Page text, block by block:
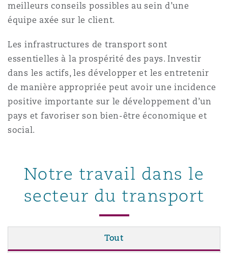
meilleurs conseils possibles au sein d’une
équipe axée sur le client.
Les infrastructures de transport sont
essentielles à la prospérité des pays. Investir
dans les actifs, les développer et les entretenir
de manière appropriée peut avoir une incidence
positive importante sur le développement d’un
pays et favoriser son bien-être économique et
social.
Notre travail dans le
secteur du transport
Tout